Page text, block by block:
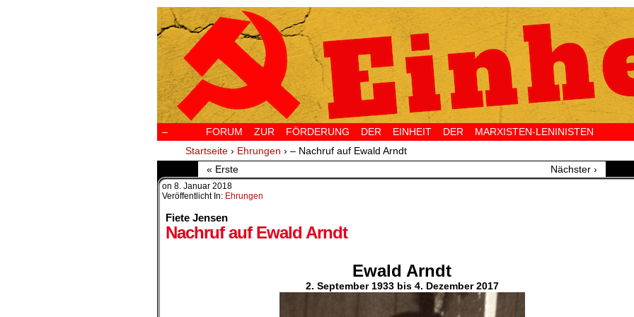
–
FORUM ZUR FÖRDERUNG DER EINHEIT DER MARXISTEN-LENINISTEN
Startseite › Ehrungen › – Nachruf auf Ewald Arndt
« Erste
Nächster ›
on 8. Januar 2018
Veröffentlicht In: Ehrungen
Fiete Jensen
Nachruf auf Ewald Arndt
Ewald Arndt
2. September 1933 bis 4. Dezember 2017